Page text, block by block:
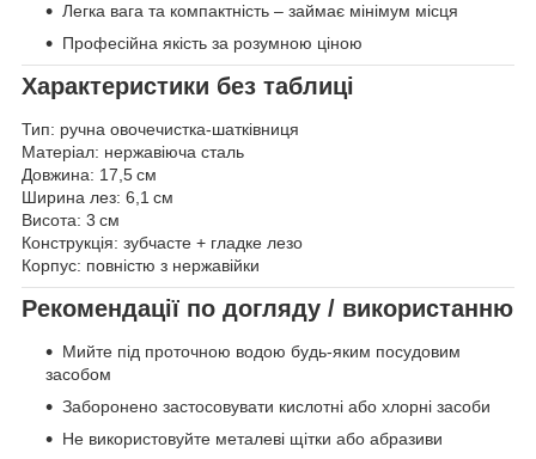
Легка вага та компактність – займає мінімум місця
Професійна якість за розумною ціною
Характеристики без таблиці
Тип: ручна овочечистка-шатківниця
Матеріал: нержавіюча сталь
Довжина: 17,5 см
Ширина лез: 6,1 см
Висота: 3 см
Конструкція: зубчасте + гладке лезо
Корпус: повністю з нержавійки
Рекомендації по догляду / використанню
Мийте під проточною водою будь-яким посудовим
засобом
Заборонено застосовувати кислотні або хлорні засоби
Не використовуйте металеві щітки або абразиви